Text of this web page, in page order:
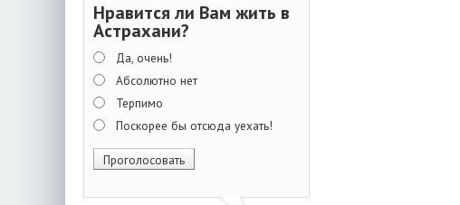
Нравится ли Вам жить в
Астрахани?
Да, очень!
Абсолютно нет
Терпимо
Поскорее бы отсюда уехать!